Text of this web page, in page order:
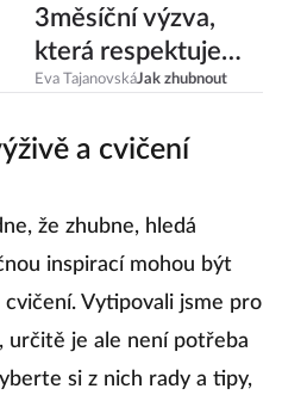
3měsíční výzva,
která respektuje
vaše tempo
Eva TajanovskáJak zhubnout
a cvičení
že zhubne, hledá
inspirací mohou být
Vytipovali jsme pro
určitě je ale není potřeba
si z nich rady a tipy,